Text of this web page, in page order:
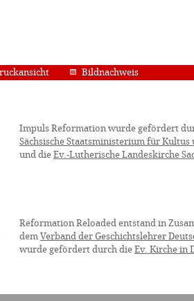
Bildnachweis
Impuls Reformation wurde gefördert
Sächsische Staatsministerium für Kultus
und die Ev.-Lutherische Landeskirche
Reformation Reloaded entstand in
dem Verband der Geschichtslehrer
wurde gefördert durch die Ev. Kirche in